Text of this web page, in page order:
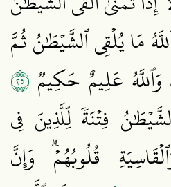
مَا يُلۡقِي ٱلشَّيۡطَٰنُ ثُمَّ
عَلِيمٌ حَكِيمٞ ٥٢
فِتۡنَةٗ لِّلَّذِينَ فِي
قُلُوبُهُمۡۗ وَإِنَّ